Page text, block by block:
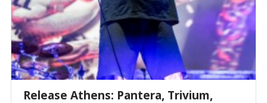
Release Athens: Pantera, Trivium,